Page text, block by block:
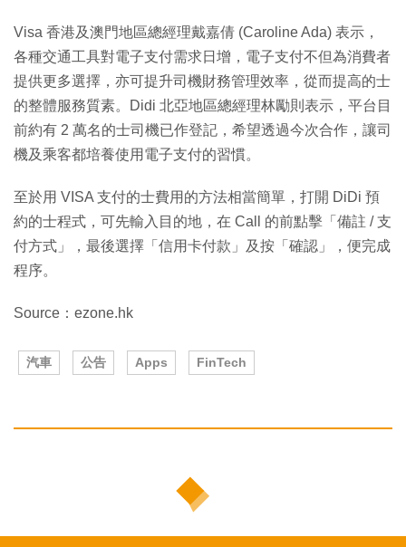
Visa 香港及澳門地區總經理戴嘉倩 (Caroline Ada) 表示，
各種交通工具對電子支付需求日增，電子支付不但為消費者
提供更多選擇，亦可提升司機財務管理效率，從而提高的士
的整體服務質素。Didi 北亞地區總經理林勵則表示，平台目
前約有 2 萬名的士司機已作登記，希望透過今次合作，讓司
機及乘客都培養使用電子支付的習慣。
至於用 VISA 支付的士費用的方法相當簡單，打開 DiDi 預
約的士程式，可先輸入目的地，在 Call 的前點擊「備註 / 支
付方式」，最後選擇「信用卡付款」及按「確認」，便完成
程序。
Source：ezone.hk
汽車 公告 Apps FinTech